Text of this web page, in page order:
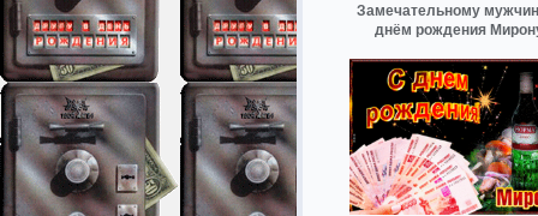
Замечательному
днём рождения